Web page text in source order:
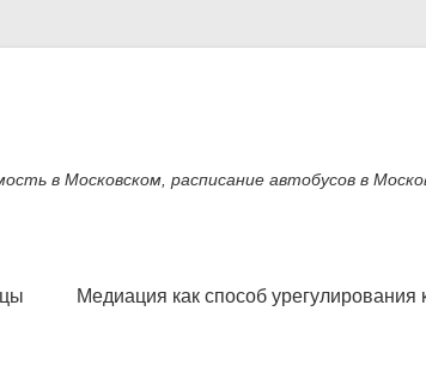
в Московском, расписание автобусов в
Медиация как способ урегулирования